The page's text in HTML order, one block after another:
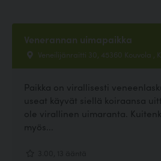
Venerannan uimapaikka
Veneilijänraitti 30, 45360 Kouvola ,
Paikka on virallisesti
useat käyvät siellä koiraansa
ole virallinen uimaranta.
myös...